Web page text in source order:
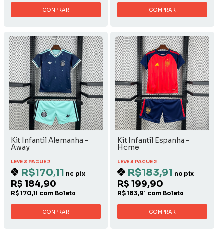
COMPRAR COMPRAR
Kit Infantil Alemanha -
Away
LEVE 3 PAGUE 2
R$170,11 no pix
R$ 184,90
R$ 170,11 com Boleto
COMPRAR
Kit Infantil Espanha -
Home
LEVE 3 PAGUE 2
R$183,91 no pix
R$ 199,90
R$ 183,91 com Boleto
COMPRAR